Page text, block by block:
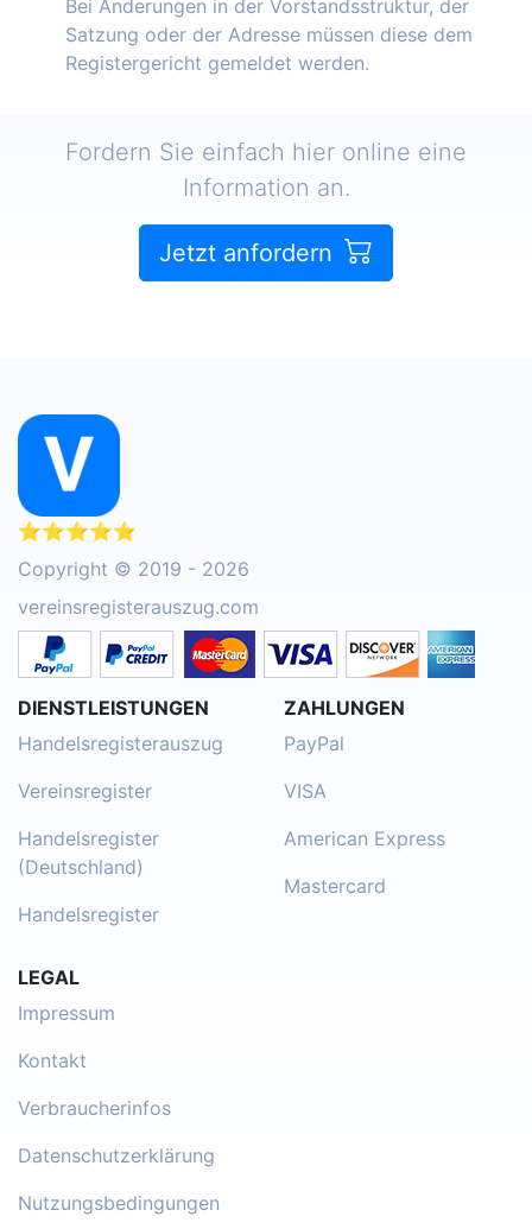
Bei Änderungen in der Vorstandsstruktur, der
Satzung oder der Adresse müssen diese dem
Registergericht gemeldet werden.
Fordern Sie einfach hier online eine
Information an.
Jetzt anfordern
⭐⭐⭐⭐⭐
Copyright © 2019 - 2026
vereinsregisterauszug.com
DIENSTLEISTUNGEN
Handelsregisterauszug
Vereinsregister
Handelsregister
(Deutschland)
Handelsregister
ZAHLUNGEN
PayPal
VISA
American Express
Mastercard
LEGAL
Impressum
Kontakt
Verbraucherinfos
Datenschutzerklärung
Nutzungsbedingungen